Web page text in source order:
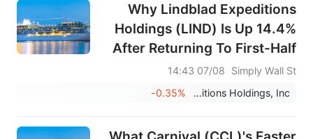
Why Lindblad Expeditions
Holdings (LIND) Is Up 14.4%
After Returning To First-Half
Profitability And Raising
Guidance
Simply Wall St
07/08 14:43
Lindblad Expeditions Holdings, Inc.
-0.35%